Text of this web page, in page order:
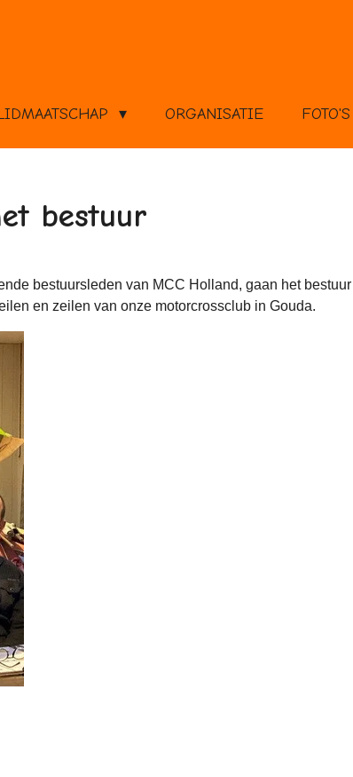
ORGANISATIE
bestuur
bestuursleden van MCC Holland, gaan het
en zeilen van onze motorcrossclub in Gouda.